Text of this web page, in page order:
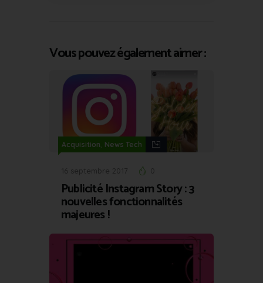
Vous pouvez également aimer :
Acquisition, News Tech
16 septembre 2017 0
Publicité Instagram Story : 3
nouvelles fonctionnalités
majeures !